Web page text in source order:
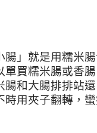
腸」就是用糯米
單買糯米腸或香
腸和大腸排排站
時用夾子翻轉，